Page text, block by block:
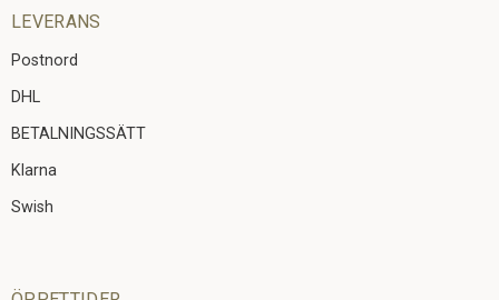
LEVERANS
Postnord
DHL
BETALNINGSSÄTT
Klarna
Swish